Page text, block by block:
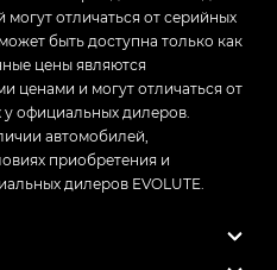
отличаться от серийных
быть доступна только как
цены являются
ценами и могут отличаться от
официальных дилеров.
автомобилей,
приобретения и
дилеров EVOLUTE.